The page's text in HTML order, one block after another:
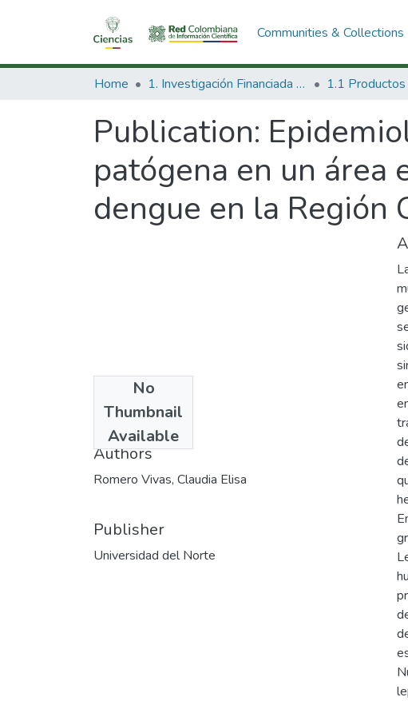
Communities & Collections
Home 1. Investigación Financiada con Recursos Públicos
Publication:
patógena en un área
dengue en la Región
No
Thumbnail
Available
2010-10-12
Authors
Romero Vivas, Claudia Elisa
Publisher
Universidad del Norte